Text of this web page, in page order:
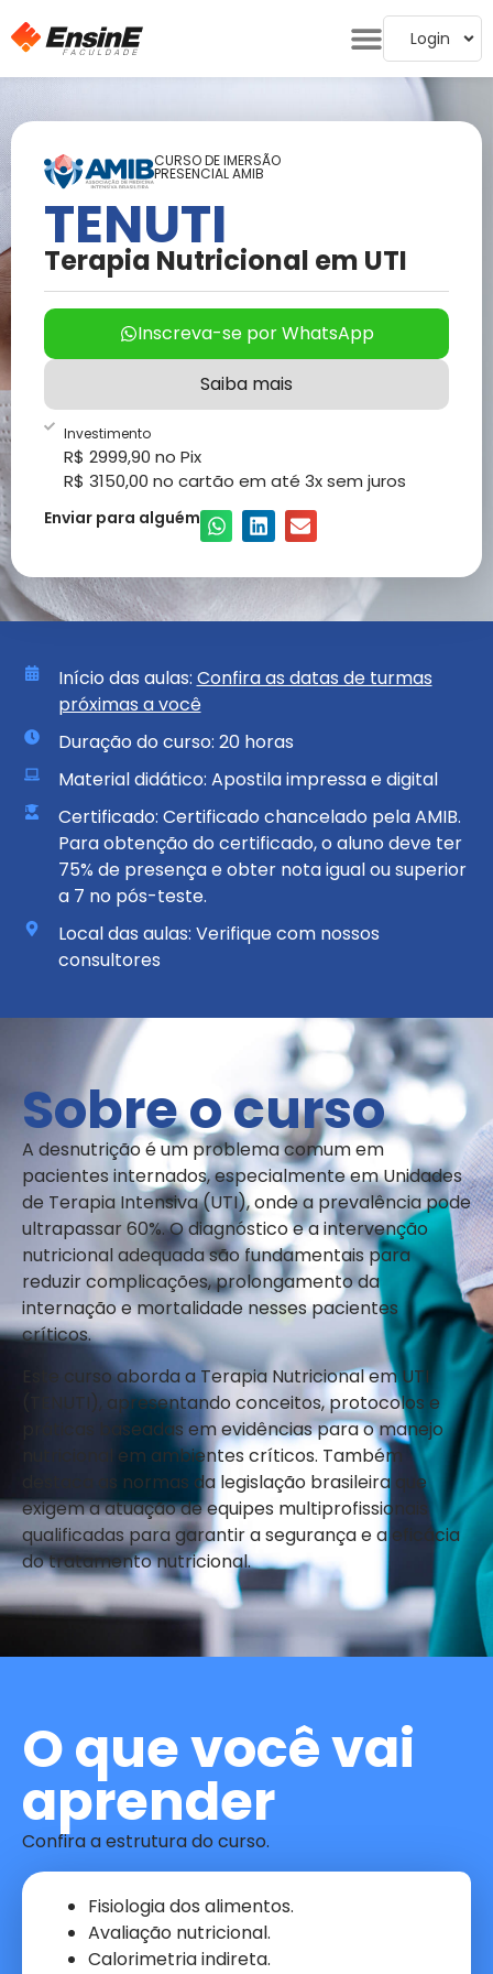
Login
CURSO DE IMERSÃO
PRESENCIAL AMIB
TENUTI
Terapia Nutricional em UTI
Inscreva-se por WhatsApp
Saiba mais
Investimento
R$ 2999,90 no Pix
R$ 3150,00 no cartão em até 3x sem juros
Enviar para alguém
Início das aulas: Confira as datas de turmas
próximas a você
Duração do curso: 20 horas
Material didático: Apostila impressa e digital
Certificado: Certificado chancelado pela AMIB.
Para obtenção do certificado, o aluno deve ter
75% de presença e obter nota igual ou superior
a 7 no pós-teste.
Local das aulas: Verifique com nossos
consultores
Sobre o curso
A desnutrição é um problema comum em
pacientes internados, especialmente em Unidades
de Terapia Intensiva (UTI), onde a prevalência pode
ultrapassar 60%. O diagnóstico e a intervenção
nutricional adequada são fundamentais para
reduzir complicações, prolongamento da
internação e mortalidade nesses pacientes
críticos.
Este curso aborda a Terapia Nutricional em UTI
(TENUTI), apresentando conceitos, protocolos e
práticas baseadas em evidências para o manejo
nutricional em ambientes críticos. Também
destaca as normas da legislação brasileira que
exigem a atuação de equipes multiprofissionais
qualificadas para garantir a segurança e a eficácia
do tratamento nutricional.
O que você vai
aprender
Confira a estrutura do curso.
Fisiologia dos alimentos.
Avaliação nutricional.
Calorimetria indireta.